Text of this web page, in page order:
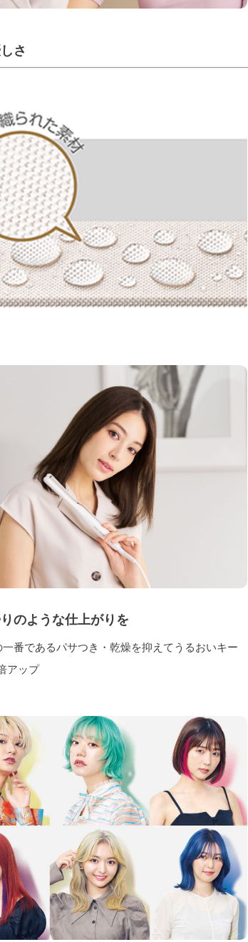
さ
のような仕上がりを
番であるパサつき・乾燥を抑えてうるおいキー
アップ